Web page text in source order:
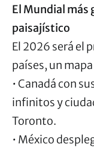
El Mundial más
paisajístico
El 2026 será el
países, un
• Canadá con
infinitos y
Toronto.
• México